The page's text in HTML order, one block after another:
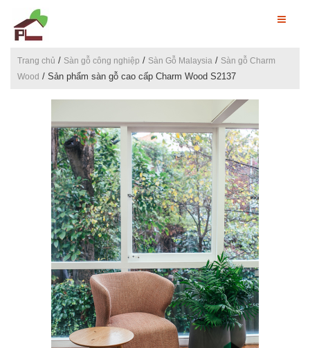
Trang chủ / Sàn gỗ công nghiệp / Sàn Gỗ Malaysia / Sàn gỗ Charm
Wood / Sản phẩm sàn gỗ cao cấp Charm Wood S2137